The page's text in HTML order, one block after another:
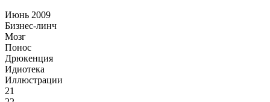
Июнь 2009
Бизнес-линч
Мозг
Понос
Дрюкенция
Идиотека
Иллюстрации
21